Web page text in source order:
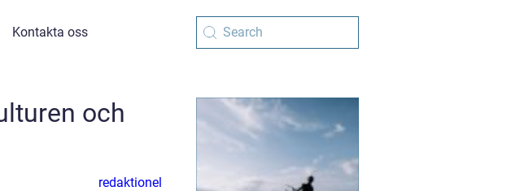
Kontakta oss
och
redaktionel